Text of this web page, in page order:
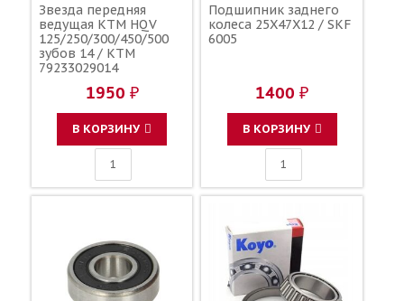
Звезда передняя
ведущая KTM HQV
125/250/300/450/500
зубов 14 / KTM
79233029014
1950 ₽
В КОРЗИНУ
Подшипник заднего
колеса 25X47X12 / SKF
6005
1400 ₽
В КОРЗИНУ